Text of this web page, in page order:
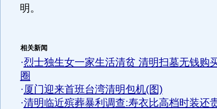
明。
相关新闻
·烈士独生女一家生活清贫 清明扫墓无钱购
圈
·厦门迎来首班台湾清明包机(图)
·清明临近殡葬暴利调查:寿衣比高档时装还